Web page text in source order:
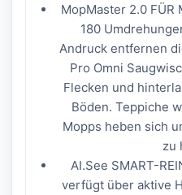
MopMaster 2.0 FÜR
180
Andruck entfernen
Pro Omni
Flecken und
Böden. Teppiche
Mopps heben sich
zu
AI.See SMART-
verfügt über aktive